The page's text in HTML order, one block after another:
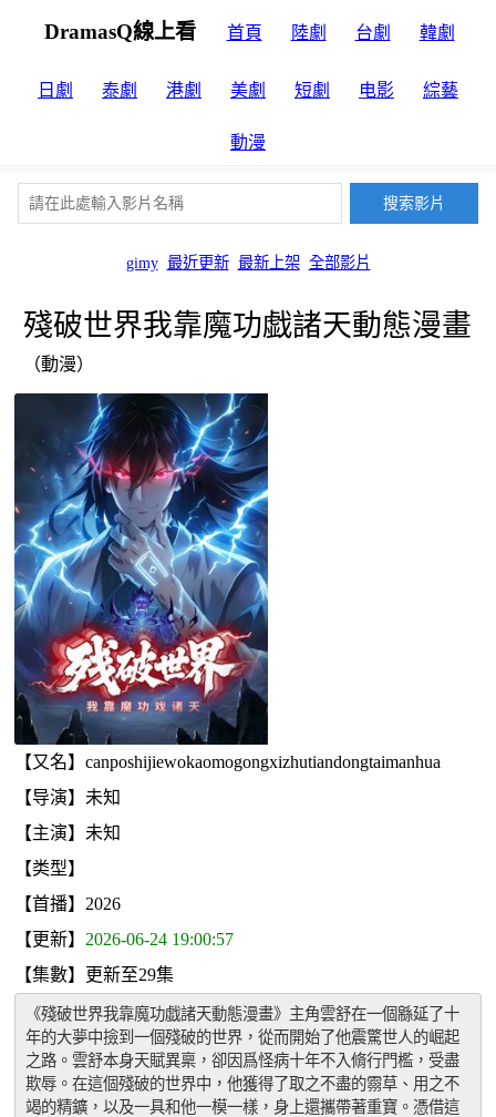
DramasQ線上看 首頁 陸劇 台劇 韓劇
日劇 泰劇 港劇 美劇 短劇 电影 綜藝
動漫
gimy 最近更新 最新上架 全部影片
殘破世界我靠魔功戯諸天動態漫畫
（動漫）
【又名】canposhijiewokaomogongxizhutiandongtaimanhua
【导演】未知
【主演】未知
【类型】
【首播】2026
【更新】 2026-06-24 19:00:57
【集數】更新至29集
《殘破世界我靠魔功戯諸天動態漫畫》主角雲舒在一個緜延了十
年的大夢中撿到一個殘破的世界，從而開始了他震驚世人的崛起
之路。雲舒本身天賦異稟，卻因爲怪病十年不入脩行門檻，受盡
欺辱。在這個殘破的世界中，他獲得了取之不盡的霛草、用之不
竭的精鑛，以及一具和他一模一樣，身上還攜帶著重寶。憑借這